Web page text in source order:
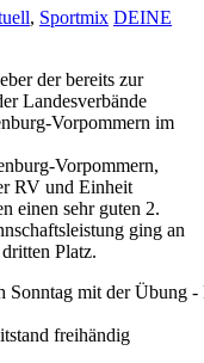
, Sportmix DEINE
der bereits zur
Landesverbände
Vorpommern im
Vorpommern,
RV und Einheit
einen sehr guten 2.
ging an
Platz.
freihändig